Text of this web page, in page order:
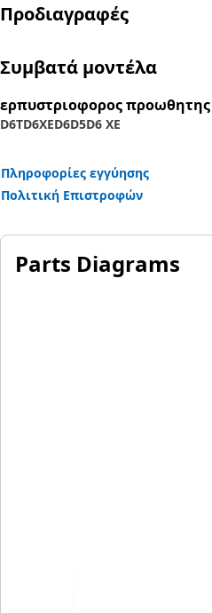
Προδιαγραφές
Συμβατά μοντέλα
ερπυστριοφορος προωθητης
D6TD6XED6D5D6 XE
Πληροφορίες εγγύησης
Πολιτική Επιστροφών
Parts Diagrams